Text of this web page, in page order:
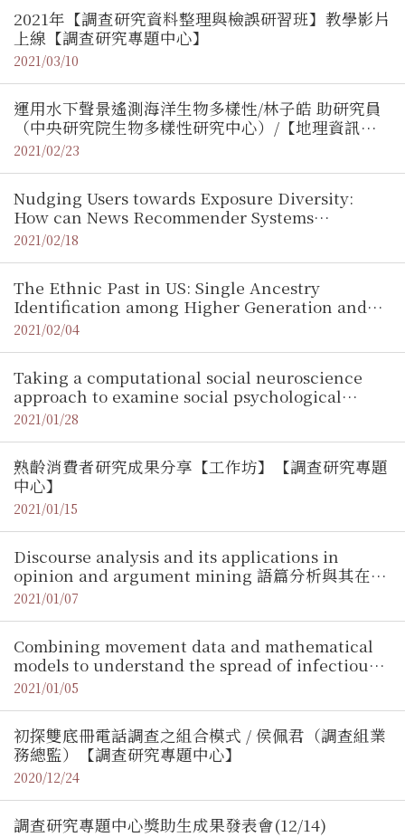
2021年【調查研究資料整理與檢誤研習班】教學影片
上線【調查研究專題中心】
2021/03/10
運用水下聲景遙測海洋生物多樣性/林子皓 助研究員
（中央研究院生物多樣性研究中心）/【地理資訊專
題中心】
2021/02/23
Nudging Users towards Exposure Diversity:
How can News Recommender Systems
Contribute to Well-functioning Democracies? /
Nicolas Mattis (Visiting PhD Student,
Amsterdam)【調查研究專題中心】
2021/02/18
The Ethnic Past in US: Single Ancestry
Identification among Higher Generation and
Their Life Outcomes / 黃賀寶（清華大學經濟學
系）【調查研究專題中心】
2021/02/04
Taking a computational social neuroscience
approach to examine social psychological
processes / Pin-Hao Andy Chen (台灣大學心理系
助理教授)【調查研究專題中心】
2021/01/28
熟齡消費者研究成果分享【工作坊】【調查研究專題
中心】
2021/01/15
Discourse analysis and its applications in
opinion and argument mining 語篇分析與其在意
見探勘與議論探勘的應用 / 黃瀚萱 (政治大學資訊科
學系助理教授)【調查研究專題中心】
2021/01/07
Combining movement data and mathematical
models to understand the spread of infectious
diseases / 張筱涵助理教授（清大生物資訊與結構生
物研究所）【地理資訊專題中心】
2021/01/05
初探雙底冊電話調查之組合模式 / 侯佩君（調查組業
務總監）【調查研究專題中心】
2020/12/24
調查研究專題中心獎助生成果發表會(12/14)